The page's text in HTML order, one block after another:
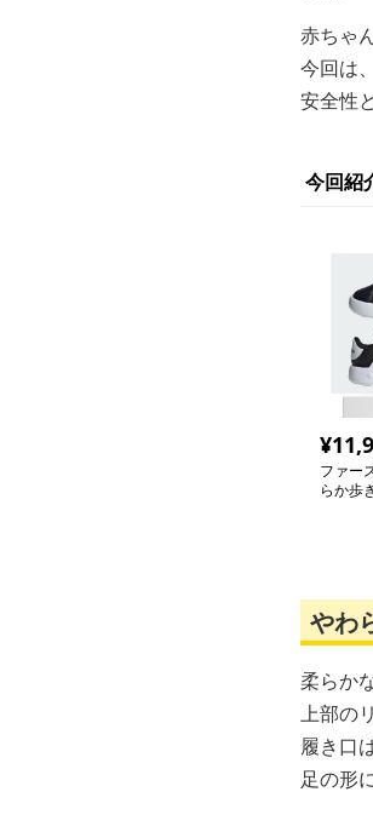
赤ちゃ
今回は
安全性
今回紹
¥
ファー
らか歩
やわ
柔らか
上部の
履き口
足の形